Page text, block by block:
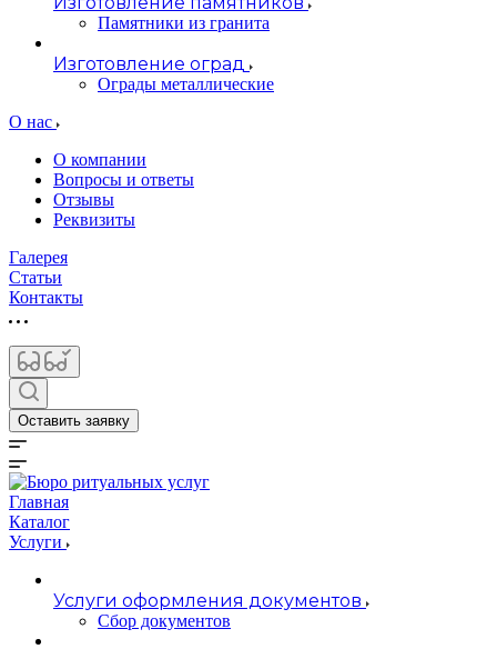
Памятники из гранита
Изготовление оград
Ограды металлические
О нас
О компании
Вопросы и ответы
Отзывы
Реквизиты
Галерея
Статьи
Контакты
Оставить заявку
Главная
Каталог
Услуги
Услуги оформления документов
Сбор документов